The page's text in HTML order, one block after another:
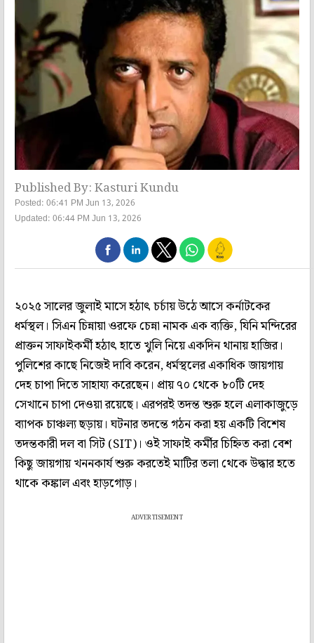
Published By: Kasturi Kundu
Posted: 06:41 PM Jun 13, 2026
Updated: 06:44 PM Jun 13, 2026
২০২৫ সালের জুলাই মাসে হঠাৎ চর্চায় উঠে আসে কর্নাটকের
ধর্মস্থল। সিএন চিন্নায়া ওরফে চেন্না নামক এক ব্যক্তি, যিনি মন্দিরের
প্রাক্তন সাফাইকর্মী হঠাৎ হাতে খুলি নিয়ে একদিন থানায় হাজির।
পুলিশের কাছে নিজেই দাবি করেন, ধর্মস্থলের একাধিক জায়গায়
দেহ চাপা দিতে সাহায্য করেছেন। প্রায় ৭০ থেকে ৮০টি দেহ
সেখানে চাপা দেওয়া রয়েছে। এরপরই তদন্ত শুরু হলে এলাকাজুড়ে
ব্যাপক চাঞ্চল্য ছড়ায়। ঘটনার তদন্তে গঠন করা হয় একটি বিশেষ
তদন্তকারী দল বা সিট (SIT)। ওই সাফাই কর্মীর চিহ্নিত করা বেশ
কিছু জায়গায় খননকার্য শুরু করতেই মাটির তলা থেকে উদ্ধার হতে
থাকে কঙ্কাল এবং হাড়গোড়।
ADVERTISEMENT